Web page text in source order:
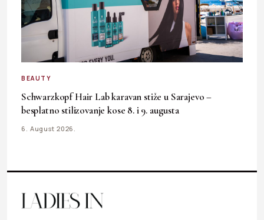
BEAUTY
Schwarzkopf Hair Lab karavan stiže u Sarajevo –
besplatno stilizovanje kose 8. i 9. augusta
6. August 2026.